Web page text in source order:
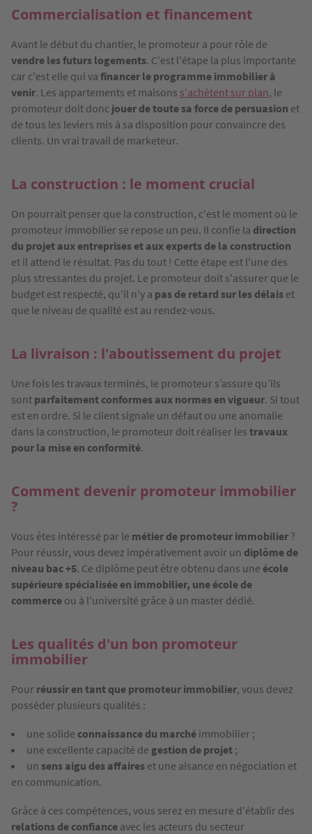
Commercialisation et financement
Avant le début du chantier, le promoteur a pour rôle de
vendre les futurs logements. C'est l'étape la plus importante
car c'est elle qui va financer le programme immobilier à
venir. Les appartements et maisons s'achètent sur plan, le
promoteur doit donc jouer de toute sa force de persuasion et
de tous les leviers mis à sa disposition pour convaincre des
clients. Un vrai travail de marketeur.
La construction : le moment crucial
On pourrait penser que la construction, c'est le moment où le
promoteur immobilier se repose un peu. Il confie la direction
du projet aux entreprises et aux experts de la construction
et il attend le résultat. Pas du tout ! Cette étape est l'une des
plus stressantes du projet. Le promoteur doit s'assurer que le
budget est respecté, qu'il n'y a pas de retard sur les délais et
que le niveau de qualité est au rendez-vous.
La livraison : l'aboutissement du projet
Une fois les travaux terminés, le promoteur s’assure qu’ils
sont parfaitement conformes aux normes en vigueur. Si tout
est en ordre. Si le client signale un défaut ou une anomalie
dans la construction, le promoteur doit réaliser les travaux
pour la mise en conformité.
Comment devenir promoteur immobilier
?
Vous êtes intéressé par le métier de promoteur immobilier ?
Pour réussir, vous devez impérativement avoir un diplôme de
niveau bac +5. Ce diplôme peut être obtenu dans une école
supérieure spécialisée en immobilier, une école de
commerce ou à l'université grâce à un master dédié.
Les qualités d'un bon promoteur
immobilier
Pour réussir en tant que promoteur immobilier, vous devez
posséder plusieurs qualités :
une solide connaissance du marché immobilier ;
une excellente capacité de gestion de projet ;
un sens aigu des affaires et une aisance en négociation et
en communication.
Grâce à ces compétences, vous serez en mesure d'établir des
relations de confiance avec les acteurs du secteur